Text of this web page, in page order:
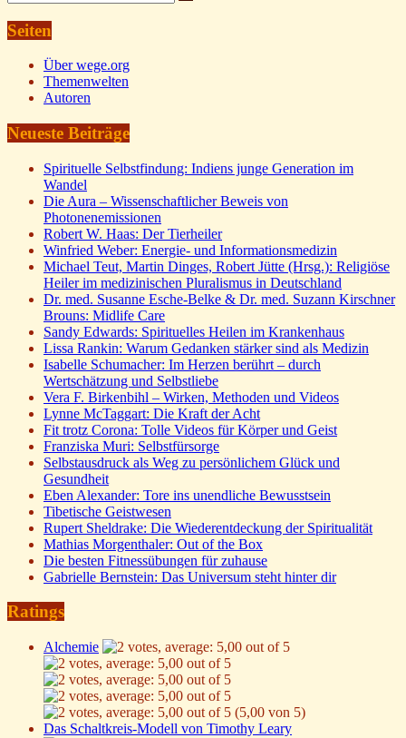
Seiten
Über wege.org
Themenwelten
Autoren
Neueste Beiträge
Spirituelle Selbstfindung: Indiens junge Generation im
Wandel
Die Aura – Wissenschaftlicher Beweis von
Photonenemissionen
Robert W. Haas: Der Tierheiler
Winfried Weber: Energie- und Informationsmedizin
Michael Teut, Martin Dinges, Robert Jütte (Hrsg.): Religiöse
Heiler im medizinischen Pluralismus in Deutschland
Dr. med. Susanne Esche-Belke & Dr. med. Suzann Kirschner
Brouns: Midlife Care
Sandy Edwards: Spirituelles Heilen im Krankenhaus
Lissa Rankin: Warum Gedanken stärker sind als Medizin
Isabelle Schumacher: Im Herzen berührt – durch
Wertschätzung und Selbstliebe
Vera F. Birkenbihl – Wirken, Methoden und Videos
Lynne McTaggart: Die Kraft der Acht
Fit trotz Corona: Tolle Videos für Körper und Geist
Franziska Muri: Selbstfürsorge
Selbstausdruck als Weg zu persönlichem Glück und
Gesundheit
Eben Alexander: Tore ins unendliche Bewusstsein
Tibetische Geistwesen
Rupert Sheldrake: Die Wiederentdeckung der Spiritualität
Mathias Morgenthaler: Out of the Box
Die besten Fitnessübungen für zuhause
Gabrielle Bernstein: Das Universum steht hinter dir
Ratings
Alchemie
(5,00 von 5)
Das Schaltkreis-Modell von Timothy Leary